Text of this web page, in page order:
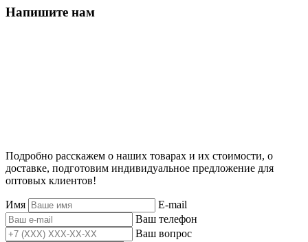
Напишите нам
Подробно расскажем о наших товарах и их стоимости, о
доставке, подготовим индивидуальное предложение для
оптовых клиентов!
Имя
E-mail
Ваш телефон
Ваш вопрос